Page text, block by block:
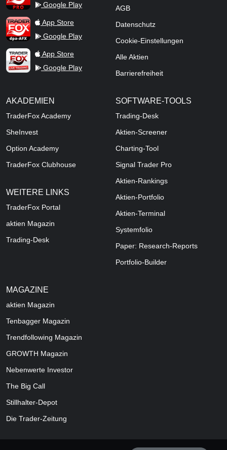
Google Play
TraderFox dpa-AFX ProFeed
App Store
Google Play
TraderFox Live Trading
App Store
Google Play
AGB
Datenschutz
Cookie-Einstellungen
Alle Aktien
Barrierefreiheit
AKADEMIEN
TraderFox Academy
SheInvest
Option Academy
TraderFox Clubhouse
WEITERE LINKS
TraderFox Portal
aktien Magazin
Trading-Desk
SOFTWARE-TOOLS
Trading-Desk
Aktien-Screener
Charting-Tool
Signal Trader Pro
Aktien-Rankings
Aktien-Portfolio
Aktien-Terminal
Systemfolio
Paper: Research-Reports
Portfolio-Builder
MAGAZINE
aktien Magazin
Tenbagger Magazin
Trendfollowing Magazin
GROWTH Magazin
Nebenwerte Investor
The Big Call
Stillhalter-Depot
Die Trader-Zeitung